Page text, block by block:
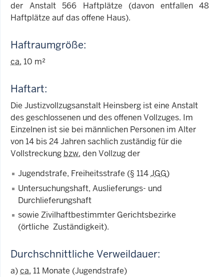
der Anstalt 566 Haftplätze (davon entfallen 48
Haftplätze auf das offene Haus).
Haftraumgröße:
ca. 10 m²
Haftart:
Die Justizvollzugsanstalt Heinsberg ist eine Anstalt
des geschlossenen und des offenen Vollzuges. Im
Einzelnen ist sie bei männlichen Personen im Alter
von 14 bis 24 Jahren sachlich zuständig für die
Vollstreckung bzw. den Vollzug der
Jugendstrafe, Freiheitsstrafe (§ 114JGG)
Untersuchungshaft, Auslieferungs- und
Durchlieferungshaft
sowie Zivilhaftbestimmter Gerichtsbezirke
(örtliche Zuständigkeit).
Durchschnittliche Verweildauer:
a)ca. 11 Monate (Jugendstrafe)